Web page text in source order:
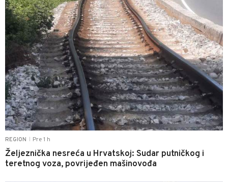
REGION Pre 1 h
Željeznička nesreća u Hrvatskoj: Sudar putničkog i
teretnog voza, povrijeđen mašinovođa